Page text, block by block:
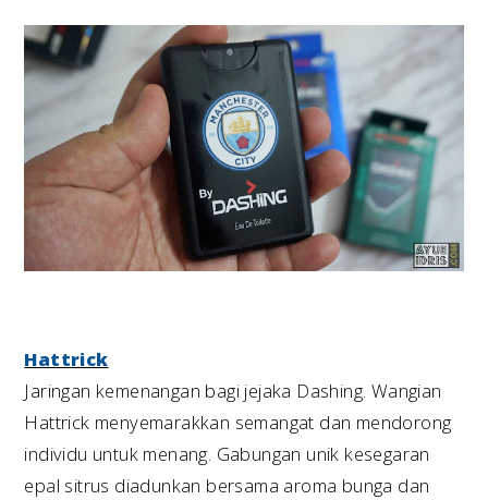
Hattrick
Jaringan kemenangan bagi jejaka Dashing. Wangian
Hattrick menyemarakkan semangat dan mendorong
individu untuk menang. Gabungan unik kesegaran
epal sitrus diadunkan bersama aroma bunga dan